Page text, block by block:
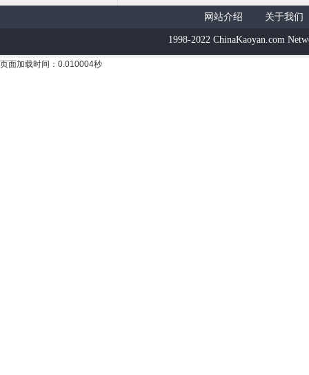
网站介绍 关于我们
1998-2022 ChinaKaoyan.com
页面加载时间：0.010004秒